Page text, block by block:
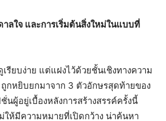
าลใจ และการเริ่มต้นสิ่งใหม่ในแบบที่
เรียบง่าย แต่แฝงไว้ด้วยชั้นเชิงทางความ
ถูกหยิบยกมาจาก 3 ตัวอักษรสุดท้ายของ
ผู้อยู่เบื้องหลังการสร้างสรรค์ครั้งนี้
ห้มีความหมายที่เปิดกว้าง น่าค้นหา